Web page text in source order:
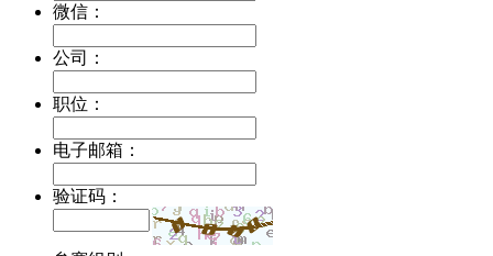
微信：
公司：
职位：
电子邮箱：
验证码：